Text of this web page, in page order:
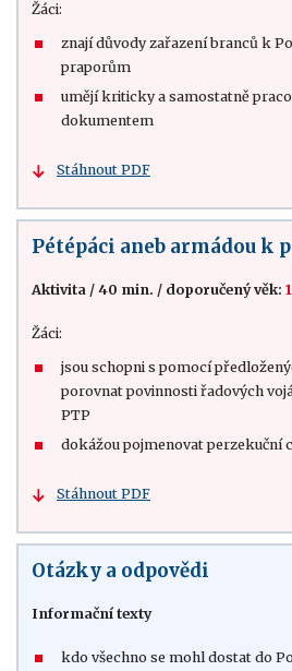
Žáci:
znají důvody zařazení branců k
praporům
umějí kriticky a samostatně
dokumentem
Stáhnout PDF
Pétépáci aneb armádou k
Aktivita / 40 min. / doporučený věk:
Žáci:
jsou schopni s pomocí
porovnat povinnosti řadových
PTP
dokážou pojmenovat perzekuční
Stáhnout PDF
Otázky a odpovědi
Informační texty
kdo všechno se mohl dostat do